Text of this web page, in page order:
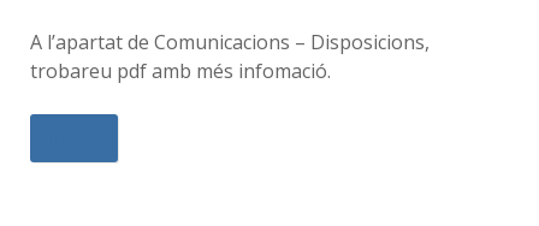
A l’apartat de Comunicacions – Disposicions,
trobareu pdf amb més infomació.